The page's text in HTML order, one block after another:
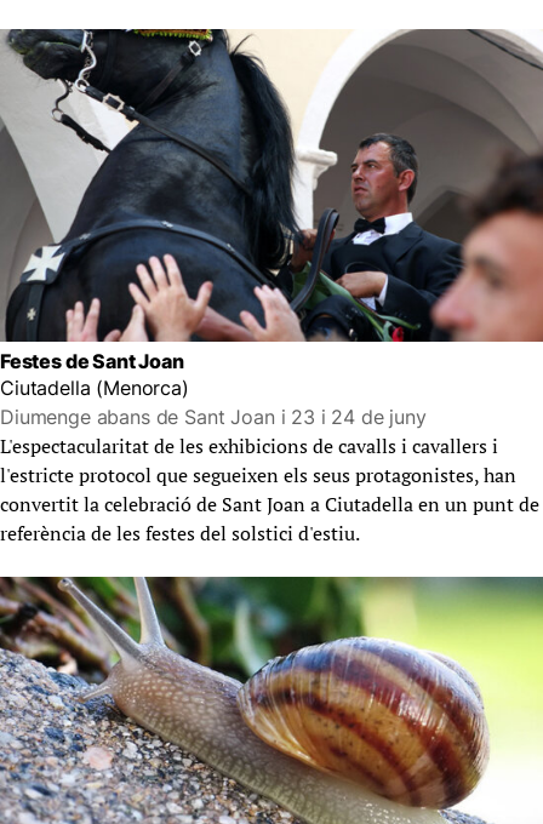
Festes de Sant Joan
Ciutadella (Menorca)
Diumenge abans de Sant Joan i 23 i 24 de juny
L'espectacularitat de les exhibicions de cavalls i cavallers i
l'estricte protocol que segueixen els seus protagonistes, han
convertit la celebració de Sant Joan a Ciutadella en un punt de
referència de les festes del solstici d'estiu.